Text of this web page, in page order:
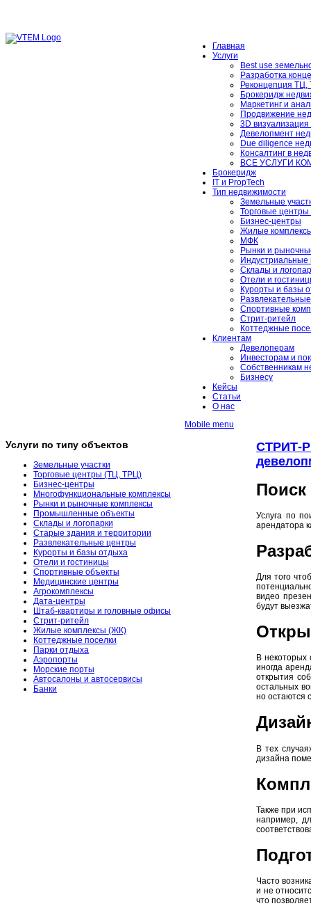
Главная
Услуги
Best use
Разработка
Реконцепция
Брокеридж
Маркетинг и
Продвижение
3D
Девелопмент
Due diligence
Консалтинг в
ВСЕ УСЛУГИ
Брокеридж
IT и PropTech
Тип недвижимости
Земельные
Торговые
Бизнес-центры
Жилые
МФК
Рынки и
Индустриальные
Склады и
Отели и
Курорты и базы
Спортивные
Стрит-ритейл
Коттеджные
Клиентам
Девелоперам
Инвесторам и
Собственникам
Бизнесу
Кейсы
Статьи
О нас
Mobile menu
Услуги по типу объектов
Земельные участки
Торговые центры (ТЦ, ТРЦ)
Бизнес-центры
Многофункциональные комплексы
Рынки и рыночные комплексы
Промышленные объекты
Склады и логопарки
Старые здания и территории
Развлекательные центры
Курорты и базы отдыха
Отели и гостиницы
Спортивные объекты
Медицинские центры
Агрокомплексы
Дата-центры
Штаб-квартиры и головные офисы
Стрит-ритейл
Жилые комплексы (ЖК)
Коттеджные поселки
Парки отдыха
Аэропорты
Морские порты
Автосалоны и автосервисы
Банки
СТРИТ-
Услуга по
арендатора
Для того
видео
будут
В некоторых
иногда
открытия
остальных
но остаются
В тех
дизайна
Также при
например,
Часто
и не
что